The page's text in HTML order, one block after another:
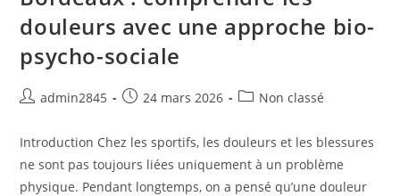
?
Ostéopathe
À
Bordeaux
douleurs avec une approche bio-
psycho-sociale
Auteur/autrice
la
publication :
admin2845
Publication
24 mars 2026
PostNon classé
Introduction Chez les sportifs, les douleurs et les blessures
ne sont pas toujours liées uniquement à un problème
physique. Pendant longtemps, on a pensé qu’une douleur